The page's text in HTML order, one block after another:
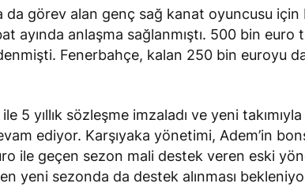
da görev alan genç sağ kanat oyuncusu
ayında anlaşma sağlanmıştı. 500 bin
Fenerbahçe, kalan 250 bin euroyu da
5 yıllık sözleşme imzaladı ve yeni
ediyor. Karşıyaka yönetimi, Adem’in
ile geçen sezon mali destek veren eski
yeni sezonda da destek alınması